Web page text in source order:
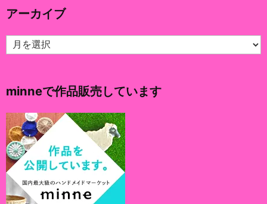
ー
アーカイブ
ア
ー
ブ
minneで作品販売しています